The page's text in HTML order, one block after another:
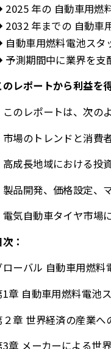
年の 自動車用燃
年までの 自動車
動車用燃料電池スタ
測期間中に業界を支
のレポートから利益を
このレポートは、次の
市場のトレンドと消費
高成長地域における投
製品開発、価格設定、
電気自動車タイヤ市場
：
ローバル 自動車用燃料
1章 自動車用燃料電池
２章 世界経済の産業へ
3章 メーカーによる世